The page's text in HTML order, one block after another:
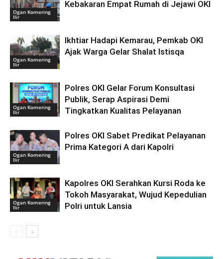
Ogan Komering
Ilir
Kebakaran Empat Rumah di Jejawi OKI
Ogan Komering
Ilir
Ikhtiar Hadapi Kemarau, Pemkab OKI
Ajak Warga Gelar Shalat Istisqa
Ogan Komering
Ilir
Polres OKI Gelar Forum Konsultasi
Publik, Serap Aspirasi Demi
Tingkatkan Kualitas Pelayanan
Ogan Komering
Ilir
Polres OKI Sabet Predikat Pelayanan
Prima Kategori A dari Kapolri
Ogan Komering
Ilir
Kapolres OKI Serahkan Kursi Roda ke
Tokoh Masyarakat, Wujud Kepedulian
Polri untuk Lansia